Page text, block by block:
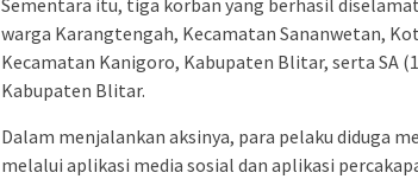
warga Karangtengah, Kecamatan Sananwetan,
Kecamatan Kanigoro, Kabupaten Blitar, serta SA
Kabupaten Blitar.
Dalam menjalankan aksinya, para pelaku diduga
melalui aplikasi media sosial dan aplikasi